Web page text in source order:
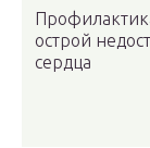
острой
сердца